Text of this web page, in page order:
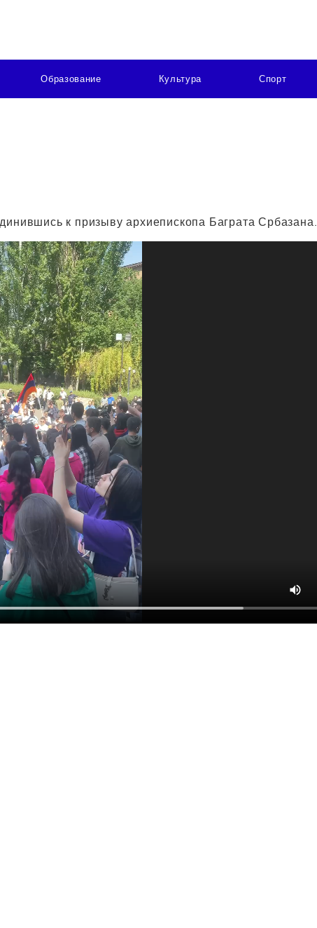
Образование Культура Спорт
к призыву архиепископа Баграта Србазана.